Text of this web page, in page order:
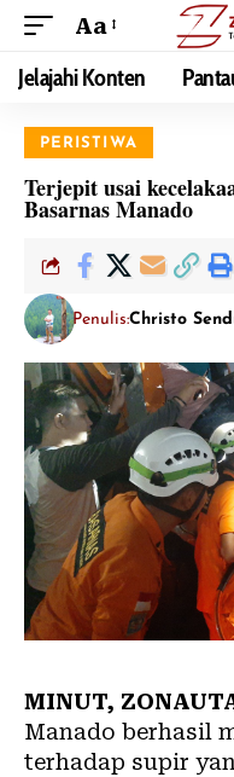
Aa
Jelajahi Konten
PERISTIWA
Terjepit usai
Basarnas Manado
Penulis:Christo
MINUT,
Manado berhasil
terhadap supir